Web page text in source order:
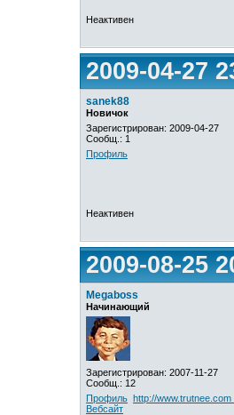
Неактивен
2009-04-27
sanek88
Новичок
Зарегистрирован: 2009-04-27
Сообщ.: 1
Профиль
Неактивен
2009-08-25
Megaboss
Начинающий
Зарегистрирован: 2007-11-27
Сообщ.: 12
Профиль http://www.trutnee.com
Вебсайт